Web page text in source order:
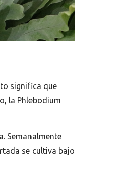
significa que
la Phlebodium
Semanalmente
se cultiva bajo